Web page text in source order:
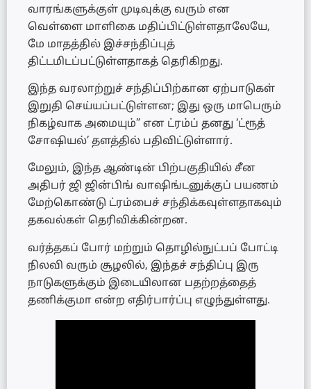
வாரங்களுக்குள் முடிவுக்கு வரும் என
வெள்ளை மாளிகை மதிப்பிட்டுள்ளதாலேயே,
மே மாதத்தில் இச்சந்திப்புத்
திட்டமிடப்பட்டுள்ளதாகத் தெரிகிறது.
இந்த வரலாற்றுச் சந்திப்பிற்கான ஏற்பாடுகள்
இறுதி செய்யப்பட்டுள்ளன; இது ஒரு மாபெரும்
நிகழ்வாக அமையும்” என ட்ரம்ப் தனது ‘ட்ரூத்
சோஷியல்’ தளத்தில் பதிவிட்டுள்ளார்.
மேலும், இந்த ஆண்டின் பிற்பகுதியில் சீன
அதிபர் ஜி ஜின்பிங் வாஷிங்டனுக்குப் பயணம்
மேற்கொண்டு ட்ரம்பைச் சந்திக்கவுள்ளதாகவும்
தகவல்கள் தெரிவிக்கின்றன.
வர்த்தகப் போர் மற்றும் தொழில்நுட்பப் போட்டி
நிலவி வரும் சூழலில், இந்தச் சந்திப்பு இரு
நாடுகளுக்கும் இடையிலான பதற்றத்தைத்
தணிக்குமா என்ற எதிர்பார்ப்பு எழுந்துள்ளது.